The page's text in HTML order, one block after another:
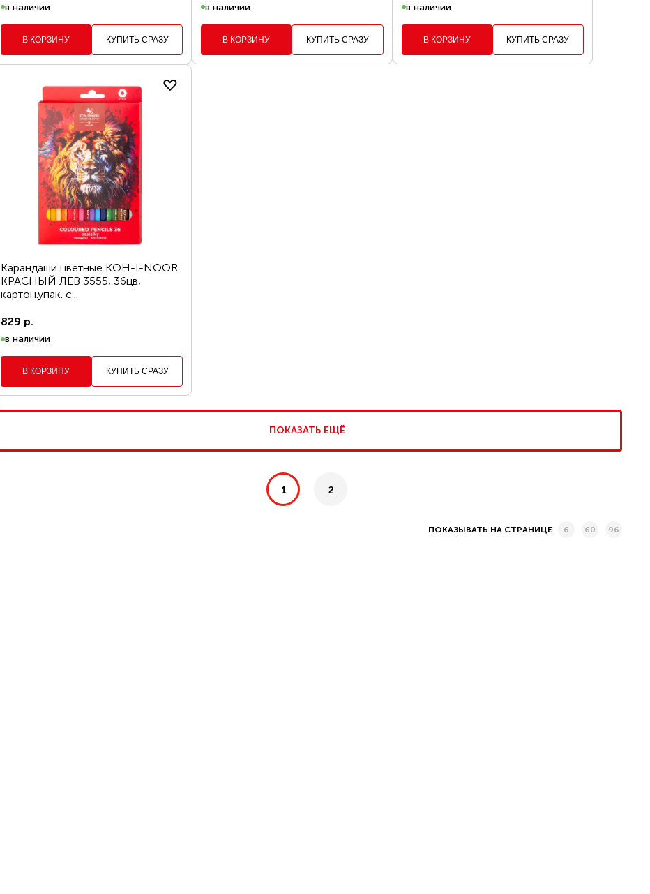
в наличии
В КОРЗИНУ КУПИТЬ СРАЗУ
в наличии
В КОРЗИНУ КУПИТЬ СРАЗУ
в наличии
В КОРЗИНУ КУПИТЬ СРАЗУ
Карандаши цветные KOH-I-NOOR
КРАСНЫЙ ЛЕВ 3555, 36цв,
картон.упак. с...
829 р.
в наличии
В КОРЗИНУ КУПИТЬ СРАЗУ
ПОКАЗАТЬ ЕЩЁ
1 2
ПОКАЗЫВАТЬ НА СТРАНИЦЕ 6 60 96
ПОКАЗАТЬ
ОЧИСТИТЬ ВСЕ ФИЛЬТРЫ